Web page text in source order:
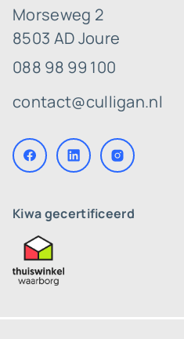
Morseweg 2
8503 AD Joure
088 98 99 100
contact@culligan.nl
Kiwa gecertificeerd